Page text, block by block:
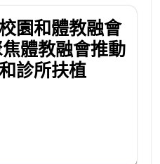
園和體教融會
體教融會推動
診所扶植